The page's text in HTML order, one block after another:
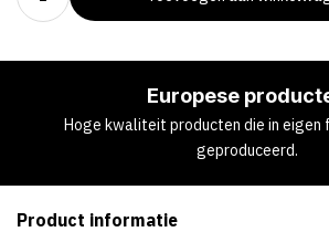
Europese
Hoge kwaliteit producten die in eigen
geproduceerd.
Product informatie